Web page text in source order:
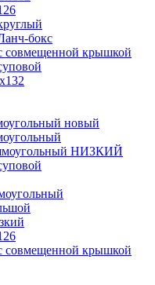
бокс
совмещенной крышкой
новый
НИЗКИЙ
совмещенной крышкой